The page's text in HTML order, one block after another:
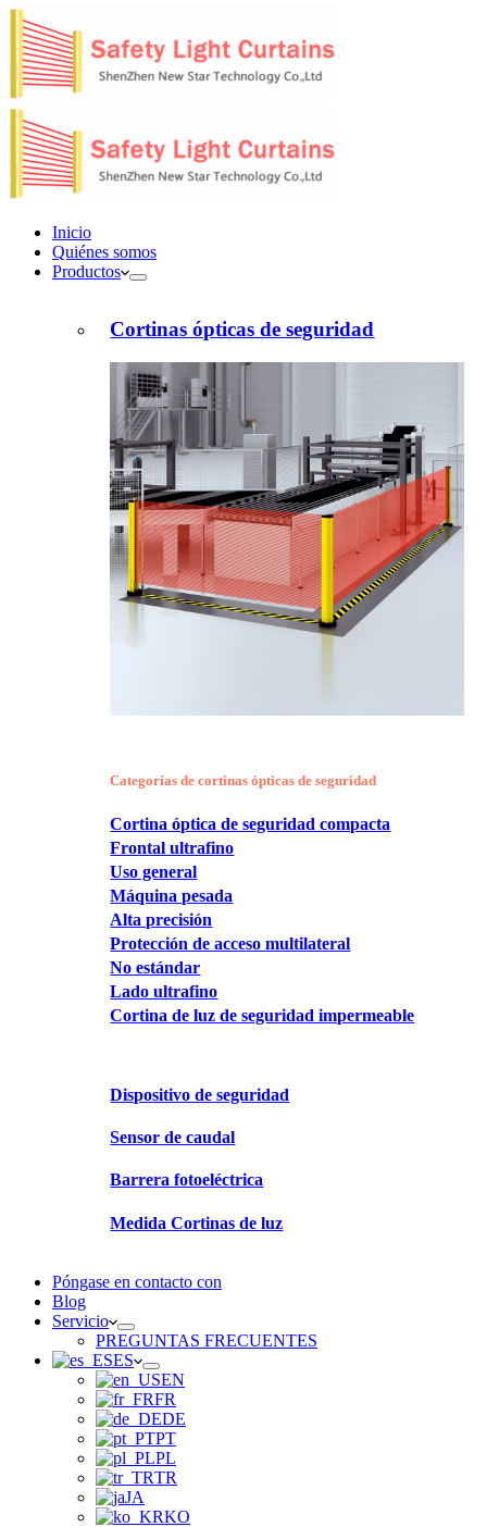
Inicio
Quiénes somos
Productos
Cortinas ópticas de seguridad
Categorías de cortinas ópticas de seguridad
Cortina óptica de seguridad compacta
Frontal ultrafino
Uso general
Máquina pesada
Alta precisión
Protección de acceso multilateral
No estándar
Lado ultrafino
Cortina de luz de seguridad impermeable
Dispositivo de seguridad
Sensor de caudal
Barrera fotoeléctrica
Medida Cortinas de luz
Póngase en contacto con
Blog
Servicio
PREGUNTAS FRECUENTES
ES
EN
FR
DE
PT
PL
TR
JA
KO